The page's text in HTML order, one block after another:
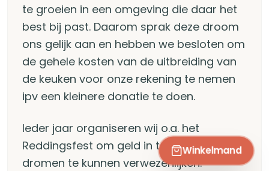
te groeien in een omgeving die daar het
best bij past. Daarom sprak deze droom
ons gelijk aan en hebben we besloten om
de gehele kosten van de uitbreiding van
de keuken voor onze rekening te nemen
ipv een kleinere donatie te doen.
Ieder jaar organiseren wij o.a. het
Reddingsfest om geld in te zamelen om
dromen te kunnen verwezenlijken.
Winkelmand